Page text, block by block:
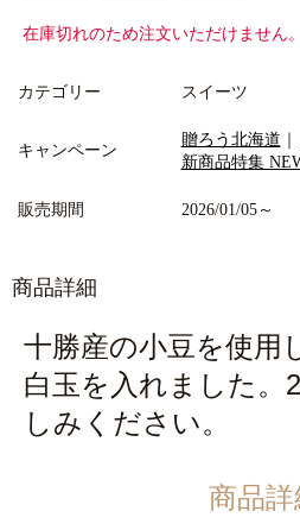
在庫切れのため注文いただけません。
カテゴリー スイーツ
キャンペーン
贈ろう北海道
新商品特集
販売期間 2026/01/05～
商品詳細
十勝産の小豆を使用
白玉を入れました。
しみください。
商品詳